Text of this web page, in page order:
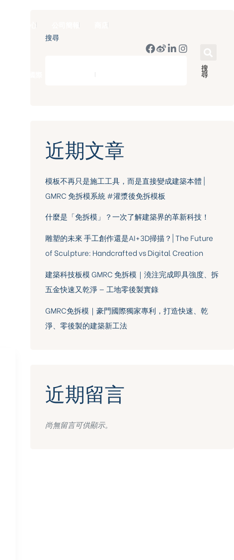
新聞中心 公司簡報 商店
豪門國際 ｜ 50週年里程碑
搜尋
搜
尋
近期文章
模板不再只是施工工具，而是直接變成建築本體 |
GMRC 免拆模系統 #灌漿後免拆模板
什麼是「免拆模」？一次了解建築界的革新科技！
雕塑的未來 手工創作還是AI+3D掃描？| The Future
of Sculpture: Handcrafted vs Digital Creation
建築科技板模 GMRC 免拆模｜澆注完成即具強度、拆
五金快速又乾淨 — 工地零後製實錄
GMRC免拆模｜豪門國際獨家專利，打造快速、乾
淨、零後製的建築新工法
近期留言
尚無留言可供顯示。